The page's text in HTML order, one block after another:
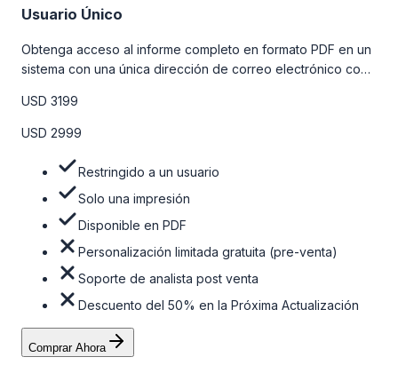
Usuario Único
Obtenga acceso al informe completo en formato PDF en un
sistema con una única dirección de correo electrónico con
la tabla de precios a continuación.
USD 3199
USD 2999
Restringido a un usuario
Solo una impresión
Disponible en PDF
Personalización limitada gratuita (pre-venta)
Soporte de analista post venta
Descuento del 50% en la Próxima Actualización
Comprar Ahora